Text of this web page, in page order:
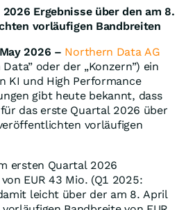
Ergebnisse über den am 8.
vorläufigen Bandbreiten
2026 – Northern Data AG
oder der „Konzern”) ein
KI und High Performance
gibt heute bekannt, dass
das erste Quartal 2026 über
vorläufigen
ersten Quartal 2026
EUR 43 Mio. (Q1 2025:
leicht über der am 8. April